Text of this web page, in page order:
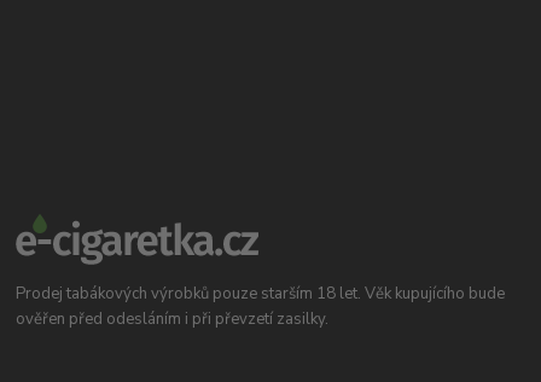
Prodej tabákových výrobků pouze starším 18 let. Věk kupujícího bude
ověřen před odesláním i při převzetí zasilky.